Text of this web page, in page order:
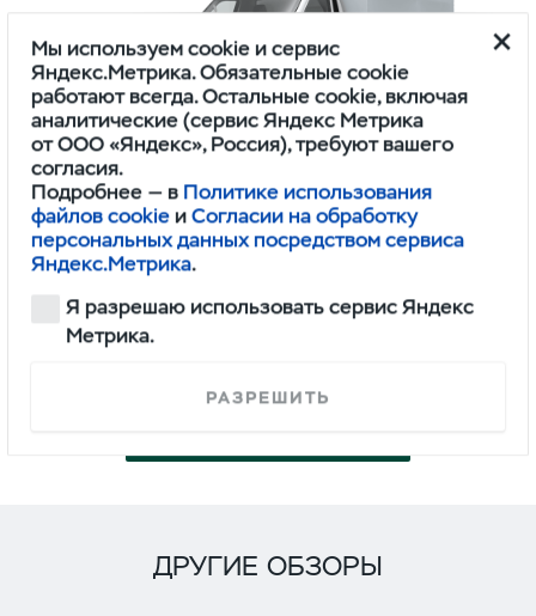
ПРОФИ
ОДНОРЯДНАЯ КАБИНА 4Х2 BASE ИКАР
1,745,000
ДРУГИЕ ОБЗОРЫ
Мы используем cookie и сервис
Яндекс.Метрика. Обязательные cookie
работают всегда. Остальные cookie, включая
аналитические (сервис Яндекс Метрика
от ООО «Яндекс», Россия), требуют вашего
согласия.
Подробнее — в Политике использования
файлов cookie иСогласии на обработку
персональных данных посредством сервиса
Яндекс.Метрика.
Я разрешаю использовать сервис Яндекс
Метрика.
РАЗРЕШИТЬ